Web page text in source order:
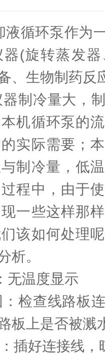
循环泵作为
(旋转蒸发
、生物制药反
制冷量大，
机循环泵的
实际需要；
制冷量，低
程中，由于
一些这样那
该如何处理
析。
温度显示
检查线路板
板上是否被溅
插好连接线，